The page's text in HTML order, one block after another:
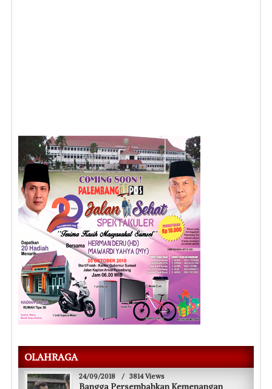
OLAHRAGA
24/09/2018 / 3814 Views
Bangga Persembahkan Kemenangan